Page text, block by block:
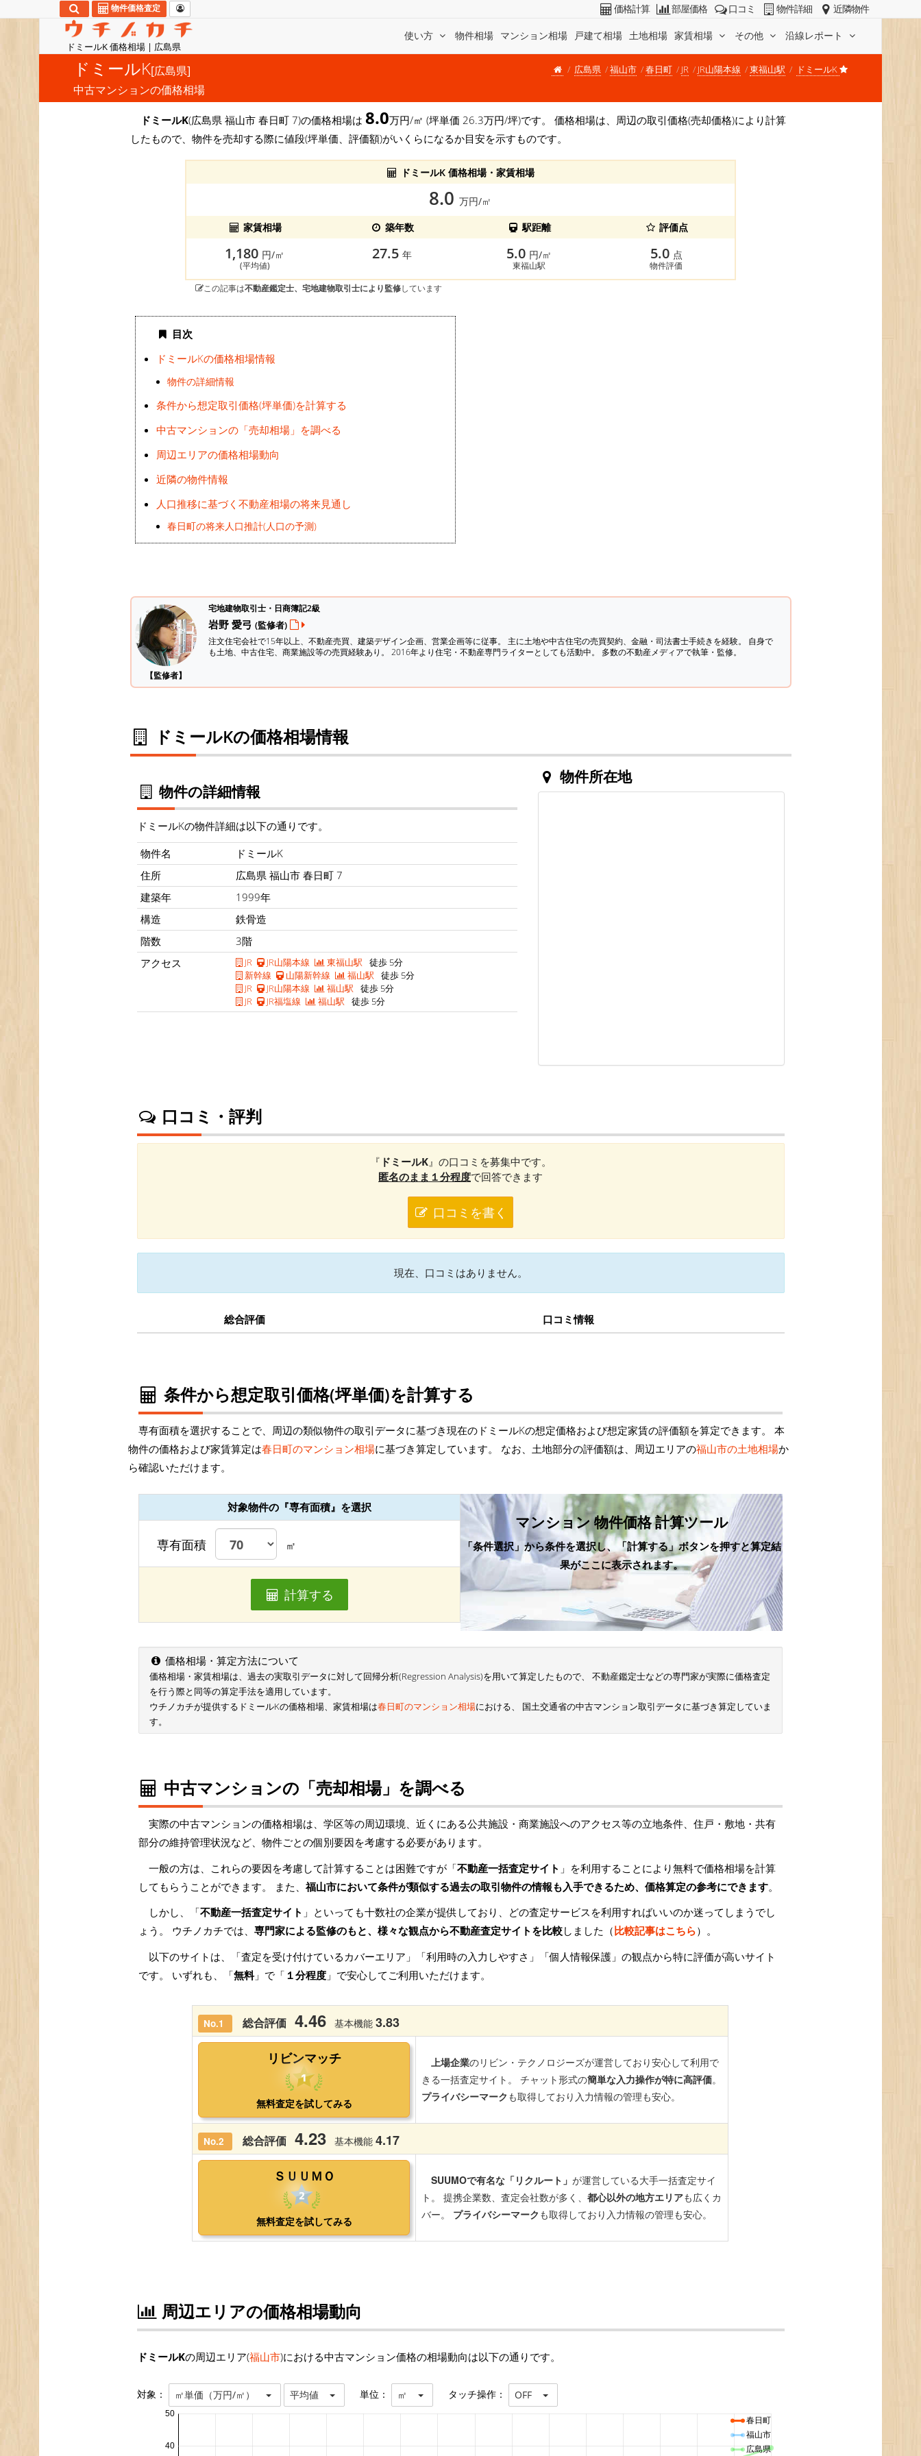
ドミールK 価格相場 | 広島県
使い方 物件相場 マンション相場 戸建て相場 土地相場 家賃相場 その他 沿線レポート
物件価格査定 価格計算 部屋価格 口コミ 物件詳細 近隣物件
ドミールK[広島県]
中古マンションの価格相場
広島県 福山市 春日町 JR JR山陽本線 東福山駅 ドミールK
ドミールK(広島県 福山市 春日町 7)の価格相場は 8.0万円/㎡ (坪単価 26.3万円/坪)です。 価格相場は、周辺の取引価格(売却価格)により計算
したもので、物件を売却する際に値段(坪単価、評価額)がいくらになるか目安を示すものです。
ドミールK 価格相場・家賃相場
8.0万円/㎡
家賃相場
築年数 駅距離 評価点
1,180 円/㎡
(平均値)
27.5 年 5.0 円/㎡
東福山駅
5.0 点
物件評価
この記事は不動産鑑定士、宅地建物取引士により監修しています
目次
ドミールKの価格相場情報
物件の詳細情報
条件から想定取引価格(坪単価)を計算する
中古マンションの「売却相場」を調べる
周辺エリアの価格相場動向
近隣の物件情報
人口推移に基づく不動産相場の将来見通し
春日町の将来人口推計(人口の予測)
【監修者】
宅地建物取引士・日商簿記2級
岩野 愛弓 (監修者)
注文住宅会社で15年以上、不動産売買、建築デザイン企画、営業企画等に従事。 主に土地や中古住宅の売買契約、金融・司法書士手続きを経験。 自身で
も土地、中古住宅、商業施設等の売買経験あり。 2016年より住宅・不動産専門ライターとしても活動中。 多数の不動産メディアで執筆・監修。
ドミールKの価格相場情報
物件の詳細情報
ドミールKの物件詳細は以下の通りです。
物件名
ドミールK
住所
広島県 福山市 春日町 7
建築年
1999年
構造
鉄骨造
階数
3階
アクセス
JR JR山陽本線 東福山駅 徒歩 5分
新幹線
山陽新幹線 福山駅 徒歩 5分
JR
JR山陽本線 福山駅 徒歩 5分
JR
JR福塩線 福山駅 徒歩 5分
物件所在地
口コミ・評判
『 ドミールK』の口コミを募集中です。
匿名のまま１分程度で回答できます
口コミを書く
現在、口コミはありません。
総合評価 口コミ情報
条件から想定取引価格(坪単価)を計算する
専有面積を選択することで、周辺の類似物件の取引データに基づき現在のドミールKの想定価格および想定家賃の評価額を算定できます。 本
物件の価格および家賃算定は春日町のマンション相場に基づき算定しています。 なお、土地部分の評価額は、周辺エリアの福山市の土地相場か
ら確認いただけます。
対象物件の『専有面積』を選択
専有面積 ㎡
計算する
マンション 物件価格 計算ツール
「条件選択」から条件を選択し、「計算する」ボタンを押すと算定結
果がここに表示されます。
価格相場・算定方法について
価格相場・家賃相場は、過去の実取引データに対して回帰分析(Regression Analysis)を用いて算定したもので、 不動産鑑定士などの専門家が実際に価格査定
を行う際と同等の算定手法を適用しています。
ウチノカチが提供するドミールKの価格相場、家賃相場は春日町のマンション相場における、 国土交通省の中古マンション取引データに基づき算定していま
す。
中古マンションの「売却相場」を調べる
実際の中古マンションの価格相場は、学区等の周辺環境、近くにある公共施設・商業施設へのアクセス等の立地条件、住戸・敷地・共有
部分の維持管理状況など、物件ごとの個別要因を考慮する必要があります。
一般の方は、これらの要因を考慮して計算することは困難ですが「不動産一括査定サイト 」を利用することにより無料で価格相場を計算
してもらうことができます。 また、 福山市において条件が類似する過去の取引物件の情報も入手できるため、価格算定の参考にできます。
しかし、「不動産一括査定サイト 」といっても十数社の企業が提供しており、どの査定サービスを利用すればいいのか迷ってしまうでし
ょう。 ウチノカチでは、 専門家による監修のもと、様々な観点から不動産査定サイトを比較しました（比較記事はこちら）。
以下のサイトは、「査定を受け付けているカバーエリア」「利用時の入力しやすさ」「個人情報保護」の観点から特に評価が高いサイト
です。 いずれも、「無料」で「 １分程度 」で安心してご利用いただけます。
周辺エリアの価格相場動向
ドミールKの周辺エリア(福山市)における中古マンション価格の相場動向は以下の通りです。
対象： ㎡単価（万円/㎡） 平均値 単位： ㎡ タッチ操作： OFF
40
50
春日町
福山市
広島県